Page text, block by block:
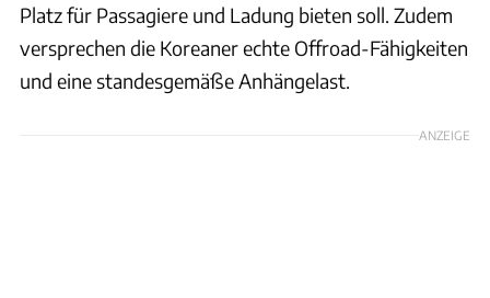
Platz für Passagiere und Ladung bieten soll. Zudem
versprechen die Koreaner echte Offroad-Fähigkeiten
und eine standesgemäße Anhängelast.
ANZEIGE